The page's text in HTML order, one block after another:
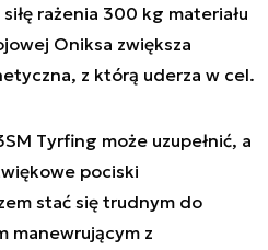
rażenia 300 kg materiału
Oniksa zwiększa
z którą uderza w cel.
Tyrfing może uzupełnić, a
pociski
stać się trudnym do
manewrującym z